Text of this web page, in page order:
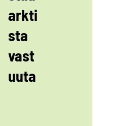
arkti
sta
vast
uuta